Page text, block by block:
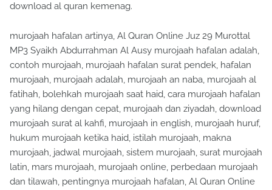
download al quran kemenag.
murojaah hafalan artinya, Al Quran Online Juz 29 Murottal
MP3 Syaikh Abdurrahman Al Ausy murojaah hafalan adalah,
contoh murojaah, murojaah hafalan surat pendek, hafalan
murojaah, murojaah adalah, murojaah an naba, murojaah al
fatihah, bolehkah murojaah saat haid, cara murojaah hafalan
yang hilang dengan cepat, murojaah dan ziyadah, download
murojaah surat al kahfi, murojaah in english, murojaah huruf,
hukum murojaah ketika haid, istilah murojaah, makna
murojaah, jadwal murojaah, sistem murojaah, surat murojaah
latin, mars murojaah, murojaah online, perbedaan murojaah
dan tilawah, pentingnya murojaah hafalan, Al Quran Online